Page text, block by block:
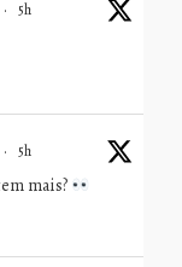
· 5h
· 5h
mais?